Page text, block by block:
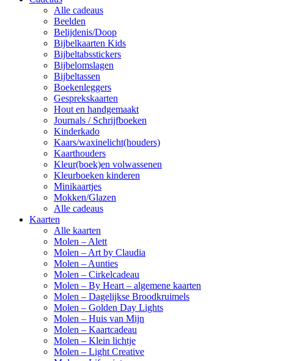
Alle cadeaus
Beelden
Belijdenis/Doop
Bijbelkaarten Kids
Bijbeltabsstickers
Bijbelomslagen
Bijbeltassen
Boekenleggers
Gesprekskaarten
Hout en handgemaakt
Journals / Schrijfboeken
Kinderkado
Kaars/waxinelicht(houders)
Kaarthouders
Kleur(boek)en volwassenen
Kleurboeken kinderen
Minikaartjes
Mokken/Glazen
Alle cadeaus
Kaarten
Alle kaarten
Molen – Alett
Molen – Art by Claudia
Molen – Aunties
Molen – Cirkelcadeau
Molen – By Heart – algemene kaarten
Molen – Dagelijkse Broodkruimels
Molen – Golden Day Lights
Molen – Huis van Mijn
Molen – Kaartcadeau
Molen – Klein lichtje
Molen – Light Creative